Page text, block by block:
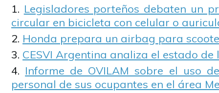
Legisladores porteños debaten un
circular en bicicleta con celular o
Honda prepara un airbag para
CESVI Argentina analiza el estado
Informe de OVILAM sobre el uso
personal de sus ocupantes en el área